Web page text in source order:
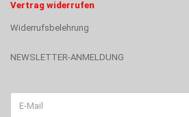
Vertrag widerrufen
Widerrufsbelehrung
NEWSLETTER-ANMELDUNG